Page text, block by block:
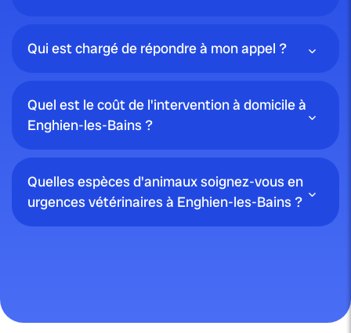
Qui est chargé de répondre à mon appel ?
Quel est le coût de l'intervention à domicile à
Enghien-les-Bains ?
Quelles espèces d'animaux soignez-vous en
urgences vétérinaires à Enghien-les-Bains ?